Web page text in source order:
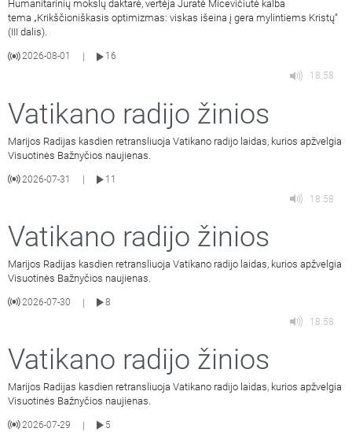
Humanitarinių mokslų daktarė, vertėja Jūratė Micevičiūtė kalba
tema „Krikščioniškasis optimizmas: viskas išeina į gera mylintiems Kristų“
(III dalis).
2026-08-01
16
18:58
Vatikano radijo žinios
Marijos Radijas kasdien retransliuoja Vatikano radijo laidas, kurios apžvelgia
Visuotinės Bažnyčios naujienas.
2026-07-31
11
18:58
Vatikano radijo žinios
Marijos Radijas kasdien retransliuoja Vatikano radijo laidas, kurios apžvelgia
Visuotinės Bažnyčios naujienas.
2026-07-30 |
8
18:58
Vatikano radijo žinios
Marijos Radijas kasdien retransliuoja Vatikano radijo laidas, kurios apžvelgia
Visuotinės Bažnyčios naujienas.
2026-07-29 |
5